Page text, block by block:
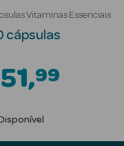
Vitaminas Essenciais
cápsulas
51 99
Disponível